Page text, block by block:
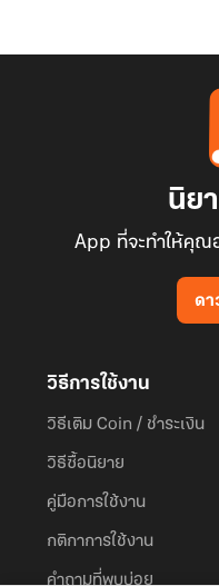
นิย
App ที่จะทำให้คุณ
ดา
วิธีการใช้งาน
วิธีเติม Coin / ชำระเงิน
วิธีซื้อนิยาย
คู่มือการใช้งาน
กติกาการใช้งาน
คำถามที่พบบ่อย